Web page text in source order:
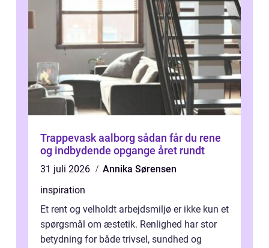
Trappevask aalborg sådan får du rene
og indbydende opgange året rundt
31 juli 2026
Annika Sørensen
inspiration
Et rent og velholdt arbejdsmiljø er ikke kun et
spørgsmål om æstetik. Renlighed har stor
betydning for både trivsel, sundhed og